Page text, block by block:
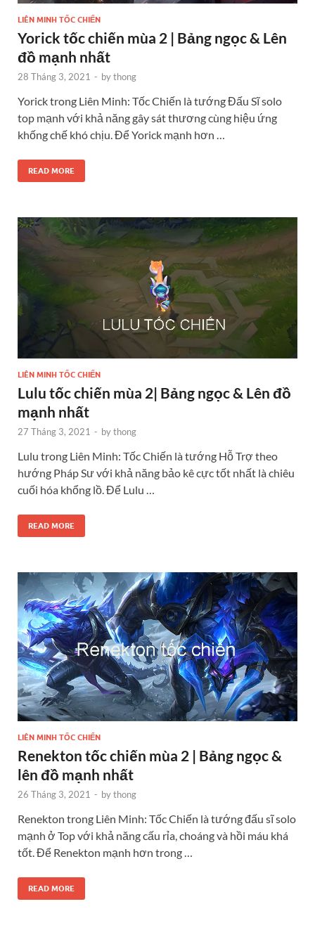
LIÊN MINH TỐC CHIẾN
Yorick tốc chiến mùa 2 | Bảng ngọc & Lên
đồ mạnh nhất
28 Tháng 3, 2021 - bythong
Yorick trong Liên Minh: Tốc Chiến là tướng Đấu Sĩ solo
top mạnh với khả năng gây sát thương cùng hiệu ứng
khống chế khó chịu. Để Yorick mạnh hơn …
READ MORE
LIÊN MINH TỐC CHIẾN
Lulu tốc chiến mùa 2| Bảng ngọc & Lên đồ
mạnh nhất
27 Tháng 3, 2021 - bythong
Lulu trong Liên Minh: Tốc Chiến là tướng Hỗ Trợ theo
hướng Pháp Sư với khả năng bảo kê cực tốt nhất là chiêu
cuối hóa khổng lồ. Để Lulu …
READ MORE
LIÊN MINH TỐC CHIẾN
Renekton tốc chiến mùa 2 | Bảng ngọc &
lên đồ mạnh nhất
26 Tháng 3, 2021 - bythong
Renekton trong Liên Minh: Tốc Chiến là tướng đấu sĩ solo
mạnh ở Top với khả năng cấu rỉa, choáng và hồi máu khá
tốt. Để Renekton mạnh hơn trong …
READ MORE